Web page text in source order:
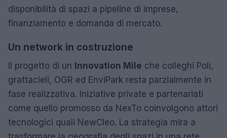
disponibilità di spazi a pipeline di imprese,
finanziamento e domanda di mercato.
Un network in costruzione
Il progetto di un Innovation Mile che colleghi Poli,
grattacieli, OGR ed EnviPark resta parzialmente in
fase realizzativa. Iniziative private e partenariati
come quello promosso da NexTo coinvolgono attori
tecnologici quali NewCleo. La strategia mira a